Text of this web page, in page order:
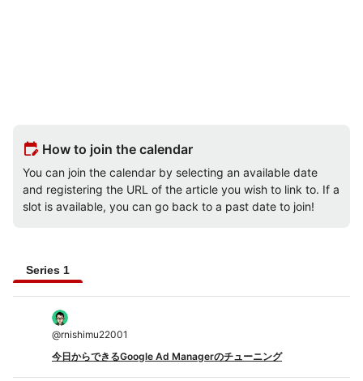
edit_calendar How to join the calendar
You can join the calendar by selecting an available date
and registering the URL of the article you wish to link to. If a
slot is available, you can go back to a past date to join!
Series 1
@rnishimu22001
今日からできるGoogle Ad Managerのチューニング